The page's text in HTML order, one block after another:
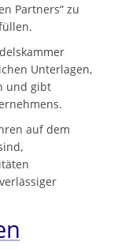
Partners“ zu
Unterlagen,
und gibt
auf dem